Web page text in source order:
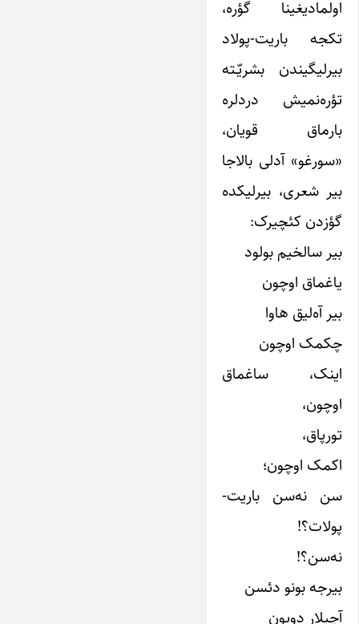
اولمادیغینا گؤره،
تکجه باریت-پولاد
بیرلیگیندن بشریّـته
تؤره‌نمیش دردلره
بارماق قویان،
«سورغو» آدلی بالاجا
بیر شعری، بیرلیکده
گؤزدن کئچیرک:
بیر سالخیم بولود
یاغماق اوچون
بیر آه‌لیق هاوا
چکمک اوچون
اینک، ساغماق
اوچون،
تورپاق،
اکمک اوچون؛
سن نه‌سن باریت-
پولات؟!
نه‌سن؟!
بیرجه بونو دئسن
آچیلار دویون